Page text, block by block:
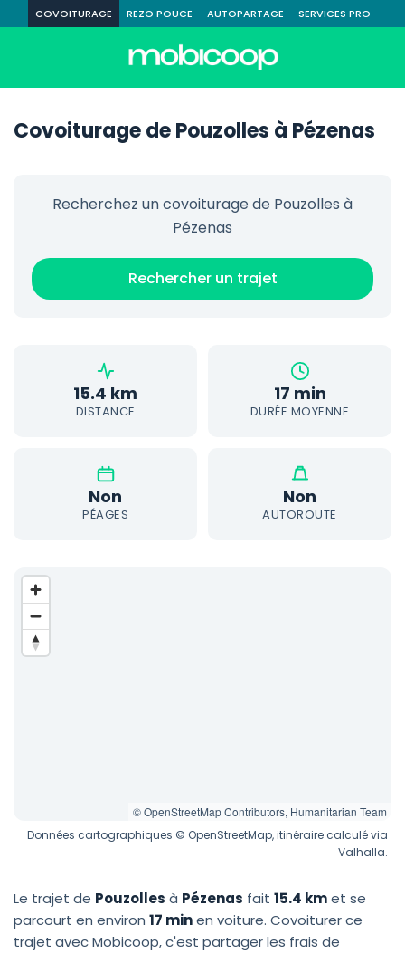
COVOITURAGE REZO POUCE AUTOPARTAGE SERVICES PRO
Covoiturage de Pouzolles à Pézenas
Recherchez un covoiturage de Pouzolles à
Pézenas
Rechercher un trajet
15.4 km
DISTANCE
17 min
DURÉE MOYENNE
Non
PÉAGES
Non
AUTOROUTE
© OpenStreetMap Contributors, Humanitarian Team
Données cartographiques © OpenStreetMap, itinéraire calculé via
Valhalla.
Le trajet de Pouzolles à Pézenas fait 15.4 kmet se
parcourt en environ 17 minen voiture. Covoiturer ce
trajet avec Mobicoop, c'est partager les frais de